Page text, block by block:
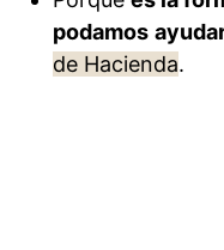
podamos
de Hacienda.